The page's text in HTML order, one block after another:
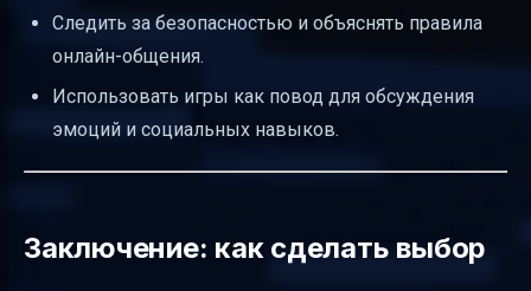
Следить за безопасностью и объяснять правила
онлайн-общения.
Использовать игры как повод для обсуждения
эмоций и социальных навыков.
Заключение: как сделать выбор